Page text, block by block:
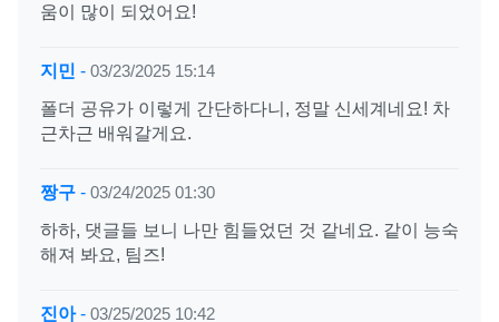
움이 많이 되었어요!
지민 - 03/23/2025 15:14
폴더 공유가 이렇게 간단하다니, 정말 신세계네요! 차
근차근 배워갈게요.
짱구 - 03/24/2025 01:30
하하, 댓글들 보니 나만 힘들었던 것 같네요. 같이 능숙
해져 봐요, 팀즈!
진아- 03/25/2025 10:42